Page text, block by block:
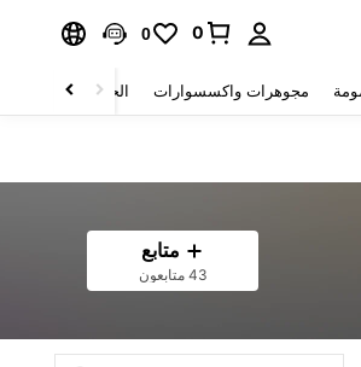
0
0
مجوهرات واكسسوارات الحقائب والأمتعة
متابع
43 متابعون